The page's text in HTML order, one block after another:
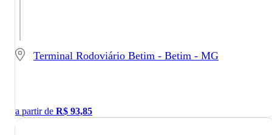
Terminal Rodoviário Betim - Betim - MG
a partir de R$ 93,85